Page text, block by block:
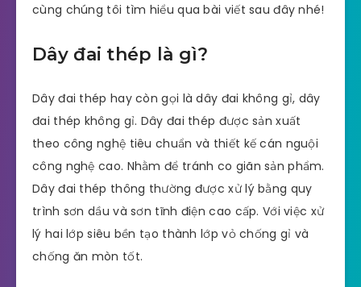
cùng chúng tôi tìm hiểu qua bài viết sau đây nhé!
Dây đai thép là gì?
Dây đai thép hay còn gọi là dây đai không gỉ, dây
đai thép không gỉ. Dây đai thép được sản xuất
theo công nghệ tiêu chuẩn và thiết kế cán nguội
công nghệ cao. Nhằm để tránh co giãn sản phẩm.
Dây đai thép thông thường được xử lý bằng quy
trình sơn dầu và sơn tĩnh điện cao cấp. Với việc xử
lý hai lớp siêu bền tạo thành lớp vỏ chống gỉ và
chống ăn mòn tốt.